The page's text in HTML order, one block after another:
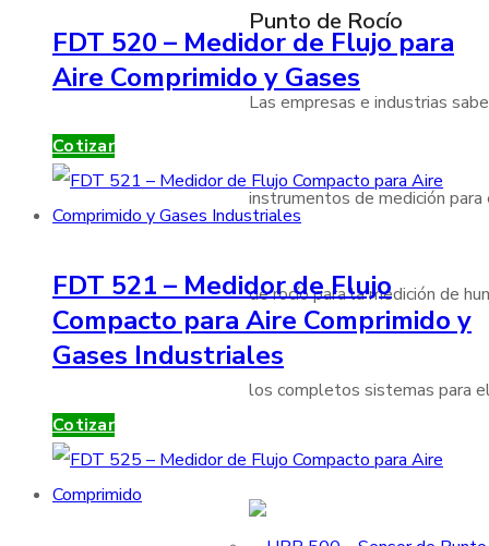
Punto de Rocío
Las empresas e industrias
instrumentos de medición
de rocío para la medición de
los completos sistemas para
FDT 520 – Medidor de Flujo para
Aire Comprimido y Gases
Cotizar
FDT 521 – Medidor de Flujo
Compacto para Aire Comprimido y
Gases Industriales
Cotizar